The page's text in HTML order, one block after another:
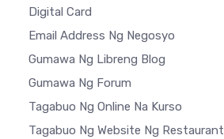
Digital Card
Email Address Ng Negosyo
Gumawa Ng Libreng Blog
Gumawa Ng Forum
Tagabuo Ng Online Na Kurso
Tagabuo Ng Website Ng Restaurant